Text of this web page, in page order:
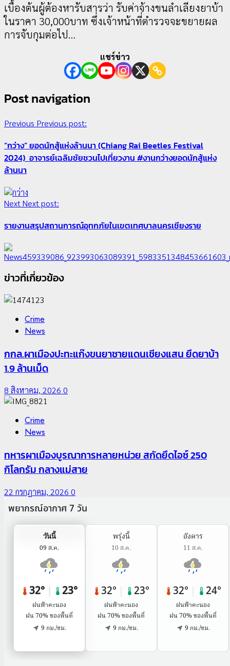
เบื้องต้นผู้ต้องหารับสารว่า รับค่าจ้างขนลำเลียงยาบ้า
ในราคา 30,000บาท ซึ่งเจ้าหน้าที่ตำรวจจะขยายผล
การจับกุมต่อไป…
แชร์ข่าว
Post navigation
Previous Previous post:
“กว่าง” ยอดนักสู้แห่งล้านนา (Chiang Rai Beetles Festival
2024) อาจารย์เฉลิมชัยชวนไปเที่ยวงาน #งานกว่างยอดนักสู้แห่ง
ล้านนา
NextNext post:
รายงานสรุปสถานการณ์อุทกภัยในเขตเทศบาลนครเชียงราย
ข่าวที่เกี่ยวข้อง
Crime
News
กกล.ผาเมืองปะทะแก๊งขนยาชายแดนเชียงแสน ยึดยาบ้า
1.9 ล้านเม็ด
8 สิงหาคม, 2026 0
Crime
News
ทหารผาเมืองบูรณาการหลายหน่วย สกัดยึดไอซ์ 250
กิโลกรัม กลางแม่สาย
22 กรกฎาคม, 2026 0